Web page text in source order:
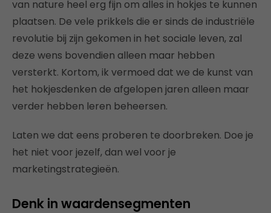
van nature heel erg fijn om alles in hokjes te kunnen
plaatsen. De vele prikkels die er sinds de industriële
revolutie bij zijn gekomen in het sociale leven, zal
deze wens bovendien alleen maar hebben
versterkt. Kortom, ik vermoed dat we de kunst van
het hokjesdenken de afgelopen jaren alleen maar
verder hebben leren beheersen.
Laten we dat eens proberen te doorbreken. Doe je
het niet voor jezelf, dan wel voor je
marketingstrategieën.
Denk in waardensegmenten